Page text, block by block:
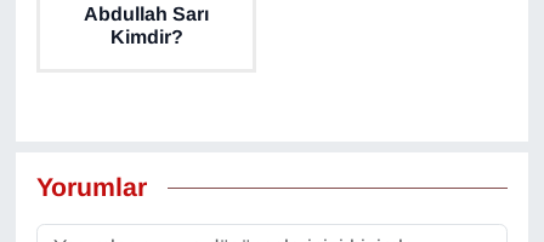
Abdullah Sarı
Kimdir?
Yorumlar